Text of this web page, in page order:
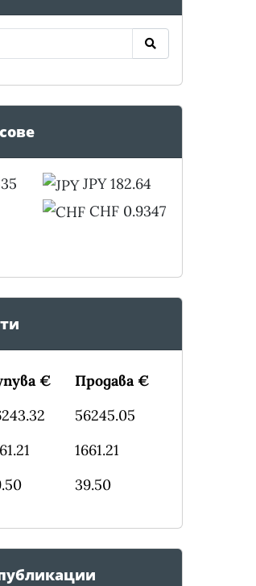
JPY 182.64
CHF 0.9347
€
Продава €
56245.05
1661.21
39.50